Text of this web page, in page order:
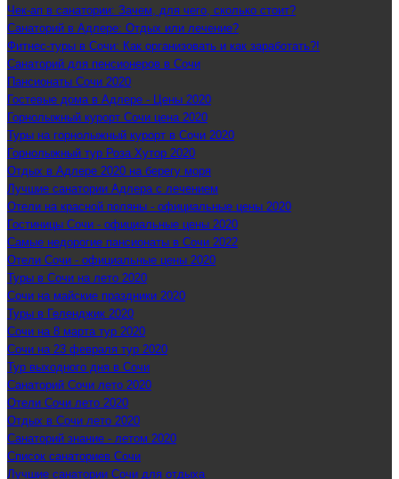
Чек-ап в санатории: Зачем, для чего, сколько стоит?
Санаторий в Адлере: Отдых или лечение?
Фитнес-туры в Сочи: Как организовать и как заработать?!
Санаторий для пенсионеров в Сочи
Пансионаты Сочи 2020
Гостевые дома в Адлере - Цены 2020
Горнолыжный курорт Сочи цена 2020
Туры на горнолыжный курорт в Сочи 2020
Горнолыжный тур Роза Хутор 2020
Отдых в Адлере 2020 на берегу моря
Лучшие санатории Адлера с лечением
Отели на красной поляны - официальные цены 2020
Гостиницы Сочи - официальные цены 2020
Самые недорогие пансионаты в Сочи 2022
Отели Сочи - официальные цены 2020
Туры в Сочи на лето 2020
Сочи на майские праздники 2020
Туры в Геленджик 2020
Сочи на 8 марта тур 2020
Сочи на 23 февраля тур 2020
Тур выходного дня в Сочи
Санаторий Сочи лето 2020
Отели Сочи лето 2020
Отдых в Сочи лето 2020
Санаторий знание - летом 2020
Список санаториев Сочи
Лучшие санатории Сочи для отдыха